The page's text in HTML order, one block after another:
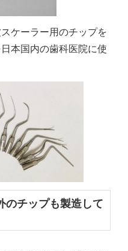
ケーラー用のチップを
日本国内の歯科医院に使
のチップも製造して